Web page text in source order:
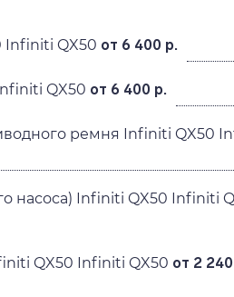
QX50 от 6 400 р.
QX50 от 6 400 р.
ремня Infiniti QX50
насоса) Infiniti QX50 Infiniti
QX50 Infiniti QX50 от 2